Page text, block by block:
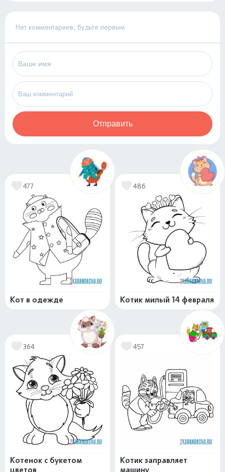
Нет комментариев, будьте первым
Отправить
477
Кот в одежде
486
Котик милый 14 февраля
364
Котенок с букетом
цветов
457
Котик заправляет
машину